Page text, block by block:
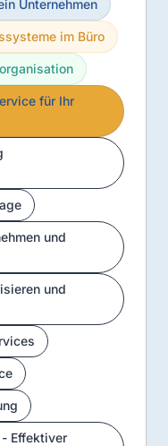
Unternehmen
im Büro
für Ihr
und
und
Effektiver